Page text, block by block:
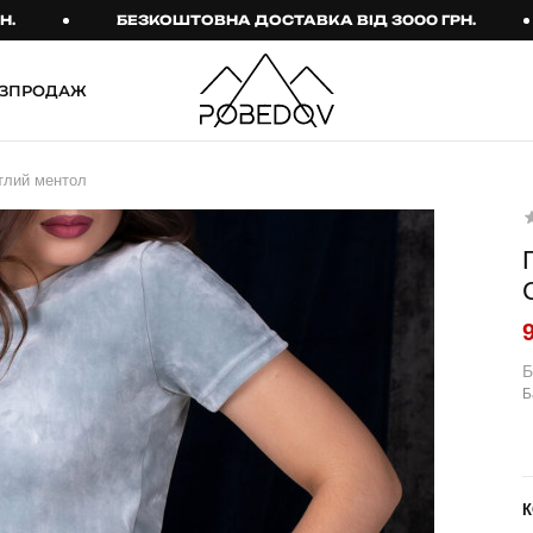
БЕЗКОШТОВНА ДОСТАВКА ВІД 3000 ГРН.
Брюки
Джогери
Карго
Спортивні штани
КОМПЛЕКТИ
Куртка й штани
Тактичний жіночий
одяг
Тактичні рукавиці
Тактичні шкарпетки
ТЕРМО-КОМПЛЕКТИ
ФУТБОЛКИ І СОРОЧКИ
ментол